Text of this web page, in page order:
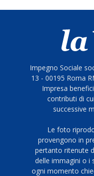
Impegno Sociale
13 - 00195 Roma
Impresa
contributi di
successive
Le foto
provengono in
pertanto ritenute
delle immagini o i
ogni momento